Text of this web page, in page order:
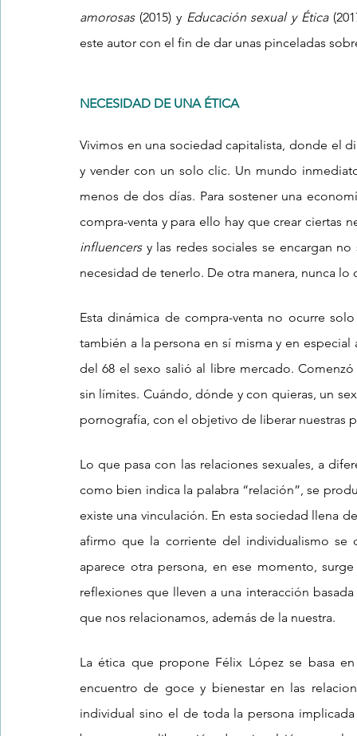
amorosas (2015) y Educación sexual y Ética
este autor con el fin de dar unas pinceladas
NECESIDAD DE UNA ÉTICA
Vivimos en una sociedad capitalista, donde el
y vender con un solo clic. Un mundo
menos de dos días. Para sostener una
influencers y las redes sociales se encargan
necesidad de tenerlo. De otra manera, nunca
Esta dinámica de compra-venta no ocurre
también a la persona en sí misma y en
del 68 el sexo salió al libre mercado.
sin límites. Cuándo, dónde y con quieras, un
pornografía, con el objetivo de liberar nuestras
Lo que pasa con las relaciones sexuales, a
como bien indica la palabra “relación”, se
existe una vinculación. En esta sociedad llena
afirmo que la corriente del individualismo
aparece otra persona, en ese momento,
reflexiones que lleven a una interacción
que nos relacionamos, además de la nuestra.
La ética que propone Félix López se basa
encuentro de goce y bienestar en las
individual sino el de toda la persona